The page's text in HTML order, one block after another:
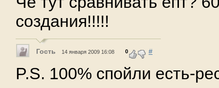
создания!!!!!
Гость 14 января 2009 16:08 0 #
P.S. 100% спойли есть-